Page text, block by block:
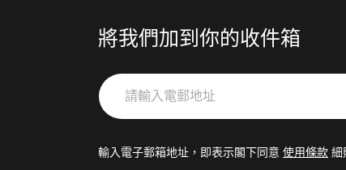
將我們加到你的收件箱
請
輸
郵
輸入電子郵箱地址，即表示閣下同意 使用條款 細